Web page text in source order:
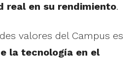
real en su rendimiento.
valores del Campus es
la tecnología en el